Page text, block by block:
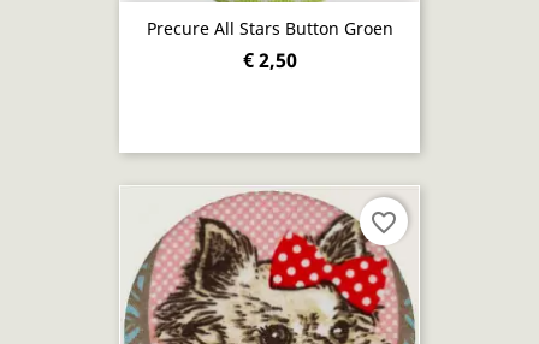
Precure All Stars Button Groen
€ 2,50
favorite_border